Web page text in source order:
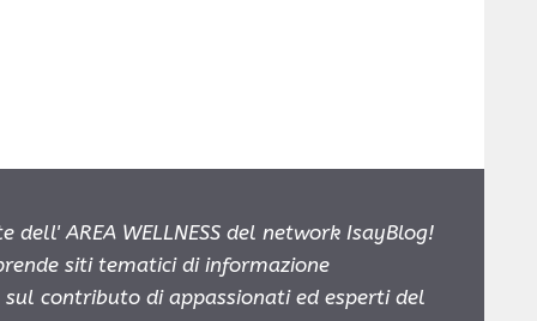
AREA WELLNESS del network IsayBlog!
siti tematici di informazione
contributo di appassionati ed esperti del